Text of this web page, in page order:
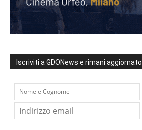
Iscriviti a GDONews e rimani aggiornato